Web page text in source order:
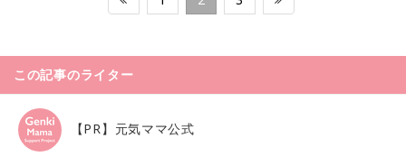
この記事のライター
【PR】元気ママ公式